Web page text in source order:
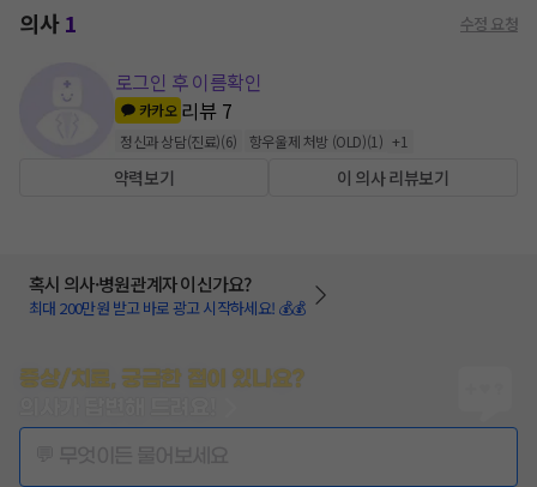
의사1 수정 요청
로그인 후 이름확인
카카오 리뷰 7
정신과 상담(진료)(6) 항우울제 처방 (OLD)(1 ) +1
약력보기 이 의사 리뷰보기
혹시 의사·병원관계자 이신가요?
최대 200만원 받고 바로 광고 시작하세요! 💰💰
증상/치료, 궁금한 점이 있나요?